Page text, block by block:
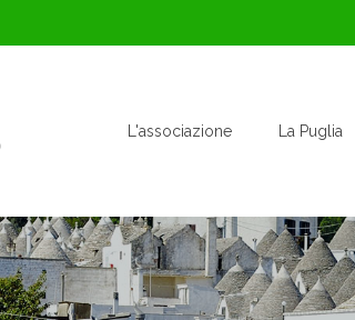
L'associazione La Puglia